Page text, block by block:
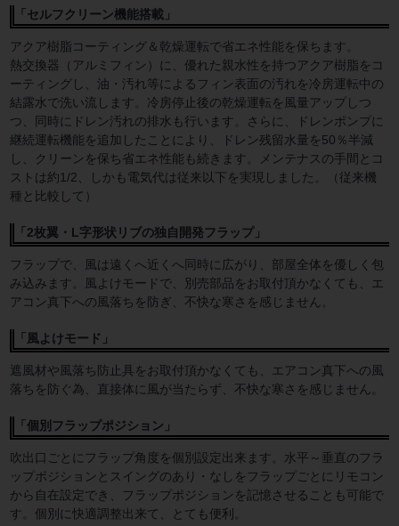
「セルフクリーン機能搭載」
アクア樹脂コーティング＆乾燥運転で省エネ性能を保ちます。
熱交換器（アルミフィン）に、優れた親水性を持つアクア樹脂をコ
ーティングし、油・汚れ等によるフィン表面の汚れを冷房運転中の
結露水で洗い流します。冷房停止後の乾燥運転を風量アップしつ
つ、同時にドレン汚れの排水も行います。さらに、ドレンポンプに
継続運転機能を追加したことにより、ドレン残留水量を50％半減
し、クリーンを保ち省エネ性能も続きます。メンテナスの手間とコ
ストは約1/2、しかも電気代は従来以下を実現しました。（従来機
種と比較して）
「2枚翼・L字形状リブの独自開発フラップ」
フラップで、風は遠くへ近くへ同時に広がり、部屋全体を優しく包
み込みます。風よけモードで、別売部品をお取付頂かなくても、エ
アコン真下への風落ちを防ぎ、不快な寒さを感じません。
「風よけモード」
遮風材や風落ち防止具をお取付頂かなくても、エアコン真下への風
落ちを防ぐ為、直接体に風が当たらず、不快な寒さを感じません。
「個別フラップポジション」
吹出口ごとにフラップ角度を個別設定出来ます。水平～垂直のフラ
ップポジションとスイングのあり・なしをフラップごとにリモコン
から自在設定でき、フラップポジションを記憶させることも可能で
す。個別に快適調整出来て、とても便利。